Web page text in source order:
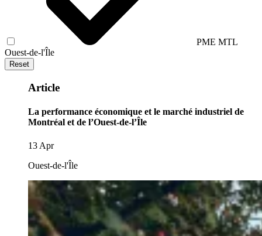
PME MTL
Ouest-de-l'Île
Reset
Article
La performance économique et le marché industriel de
Montréal et de l’Ouest-de-l’Île
13 Apr
Ouest-de-l'Île